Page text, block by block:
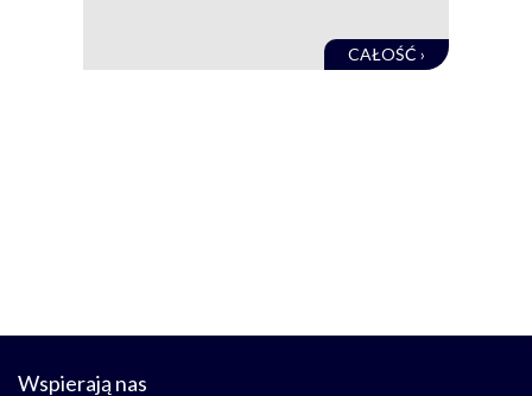
CAŁOŚĆ ›
Wspierają nas